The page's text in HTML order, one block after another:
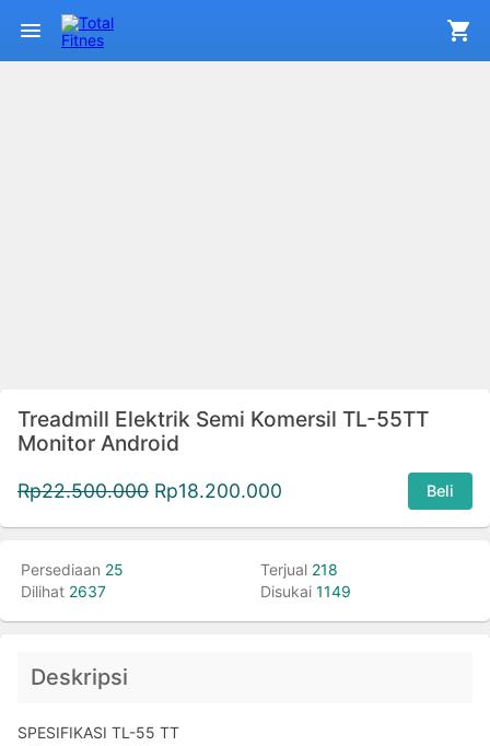
Treadmill Elektrik Semi Komersil TL-55TT
Monitor Android
Rp22.500.000 Rp18.200.000 Beli
Persediaan 25 Terjual 218
Dilihat 2637 Disukai 1149
Deskripsi
SPESIFIKASI TL-55 TT